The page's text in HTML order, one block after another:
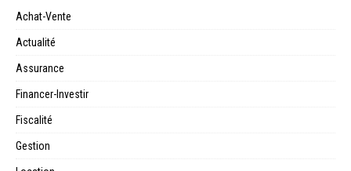
Achat-Vente
Actualité
Assurance
Financer-Investir
Fiscalité
Gestion